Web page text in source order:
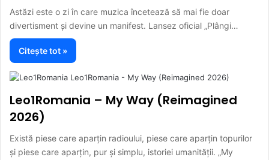
Astăzi este o zi în care muzica încetează să mai fie doar
divertisment și devine un manifest. Lansez oficial „Plângi…
Citește tot »
Leo1Romania – My Way (Reimagined
2026)
Există piese care aparțin radioului, piese care aparțin topurilor
și piese care aparțin, pur și simplu, istoriei umanității. „My